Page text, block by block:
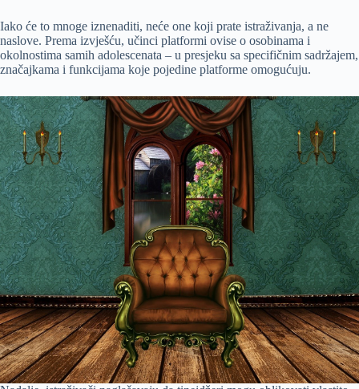
Iako će to mnoge iznenaditi, neće one koji prate istraživanja, a ne
naslove. Prema izvješću, učinci platformi ovise o osobinama i
okolnostima samih adolescenata – u presjeku sa specifičnim sadržajem,
značajkama i funkcijama koje pojedine platforme omogućuju.